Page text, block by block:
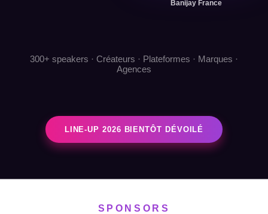
Banijay France
300+ speakers · Créateurs · Plateformes · Marques ·
Agences
LINE-UP 2026 BIENTÔT DÉVOILÉ
SPONSORS